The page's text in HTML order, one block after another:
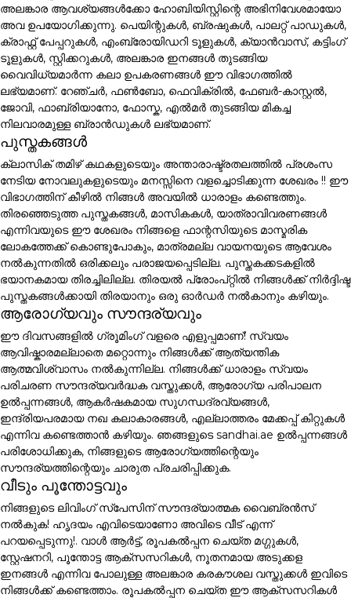
അലങ്കാര ആവശ്യങ്ങൾക്കോ ഹോബിയിസ്റ്റിന്റെ അഭിനിവേശമായോ
അവ ഉപയോഗിക്കുന്നു. പെയിന്റുകൾ, ബ്രഷുകൾ, പാലറ്റ് പാഡുകൾ,
ക്രാഫ്റ്റ് പേപ്പറുകൾ, എംബ്രോയിഡറി ടൂളുകൾ, ക്യാൻവാസ്, കട്ടിംഗ്
ടൂളുകൾ, സ്റ്റിക്കറുകൾ, അലങ്കാര ഇനങ്ങൾ തുടങ്ങിയ
വൈവിധ്യമാർന്ന കലാ ഉപകരണങ്ങൾ ഈ വിഭാഗത്തിൽ
ലഭ്യമാണ്. റേഞ്ചർ, ഫൺബോ, ഫെവിക്രിൽ, ഫേബർ-കാസ്റ്റൽ,
ജോവി, ഫാബ്രിയാനോ, ഫോസ്ക, എൽമർ തുടങ്ങിയ മികച്ച
നിലവാരമുള്ള ബ്രാൻഡുകൾ ലഭ്യമാണ്.
പുസ്തകങ്ങൾ
ക്ലാസിക് തമിഴ് കഥകളുടെയും അന്താരാഷ്ട്രതലത്തിൽ പ്രശംസ
നേടിയ നോവലുകളുടെയും മനസ്സിനെ വളച്ചൊടിക്കുന്ന ശേഖരം !! ഈ
വിഭാഗത്തിന് കീഴിൽ നിങ്ങൾ അവയിൽ ധാരാളം കണ്ടെത്തും.
തിരഞ്ഞെടുത്ത പുസ്തകങ്ങൾ, മാസികകൾ, യാത്രാവിവരണങ്ങൾ
എന്നിവയുടെ ഈ ശേഖരം നിങ്ങളെ ഫാന്റസിയുടെ മാസ്മരിക
ലോകത്തേക്ക് കൊണ്ടുപോകും, മാത്രമല്ല വായനയുടെ ആവേശം
നൽകുന്നതിൽ ഒരിക്കലും പരാജയപ്പെടില്ല. പുസ്തകക്കടകളിൽ
ഭയാനകമായ തിരച്ചിലില്ല. തിരയൽ പ്രോംപ്റ്റിൽ നിങ്ങൾക്ക് നിർദ്ദിഷ്ട
പുസ്തകങ്ങൾക്കായി തിരയാനും ഒരു ഓർഡർ നൽകാനും കഴിയും.
ആരോഗ്യവും സൗന്ദര്യവും
ഈ ദിവസങ്ങളിൽ ഗ്രൂമിംഗ് വളരെ എളുപ്പമാണ്! സ്വയം
ആവിഷ്കാരമല്ലാതെ മറ്റൊന്നും നിങ്ങൾക്ക് ആത്യന്തിക
ആത്മവിശ്വാസം നൽകുന്നില്ല. നിങ്ങൾക്ക് ധാരാളം സ്വയം
പരിചരണ സൗന്ദര്യവർദ്ധക വസ്തുക്കൾ, ആരോഗ്യ പരിപാലന
ഉൽപ്പന്നങ്ങൾ, ആകർഷകമായ സുഗന്ധദ്രവ്യങ്ങൾ,
ഇന്ദ്രിയപരമായ നഖ കലാകാരങ്ങൾ, എല്ലാത്തരം മേക്കപ്പ് കിറ്റുകൾ
എന്നിവ കണ്ടെത്താൻ കഴിയും. ഞങ്ങളുടെ sandhai.ae ഉൽപ്പന്നങ്ങൾ
പരിശോധിക്കുക, നിങ്ങളുടെ ആരോഗ്യത്തിന്റെയും
സൗന്ദര്യത്തിന്റെയും ചാരുത പ്രചരിപ്പിക്കുക.
വീടും പൂന്തോട്ടവും
നിങ്ങളുടെ ലിവിംഗ് സ്പേസിന് സൗന്ദര്യാത്മക വൈബ്രൻസ്
നൽകുക! ഹൃദയം എവിടെയാണോ അവിടെ വീട് എന്ന്
പറയപ്പെടുന്നു!. വാൾ ആർട്ട്, രൂപകൽപ്പന ചെയ്ത മഗ്ഗുകൾ,
സ്റ്റേഷനറി, പൂന്തോട്ട ആക്സസറികൾ, നൂതനമായ അടുക്കള
ഇനങ്ങൾ എന്നിവ പോലുള്ള അലങ്കാര കരകൗശല വസ്തുക്കൾ ഇവിടെ
നിങ്ങൾക്ക് കണ്ടെത്താം. രൂപകൽപ്പന ചെയ്ത ഈ ആക്സസറികൾ